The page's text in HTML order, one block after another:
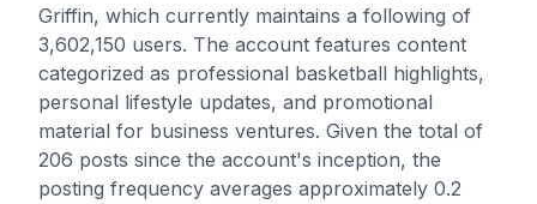
Griffin, which currently maintains a following of
3,602,150 users. The account features content
categorized as professional basketball highlights,
personal lifestyle updates, and promotional
material for business ventures. Given the total of
206 posts since the account's inception, the
posting frequency averages approximately 0.2